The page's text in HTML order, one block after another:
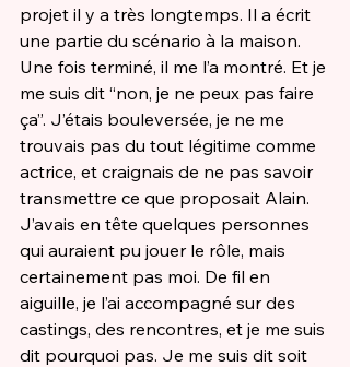
projet il y a très longtemps. Il a écrit
une partie du scénario à la maison.
Une fois terminé, il me l’a montré. Et je
me suis dit “non, je ne peux pas faire
ça”. J’étais bouleversée, je ne me
trouvais pas du tout légitime comme
actrice, et craignais de ne pas savoir
transmettre ce que proposait Alain.
J’avais en tête quelques personnes
qui auraient pu jouer le rôle, mais
certainement pas moi. De fil en
aiguille, je l’ai accompagné sur des
castings, des rencontres, et je me suis
dit pourquoi pas. Je me suis dit soit